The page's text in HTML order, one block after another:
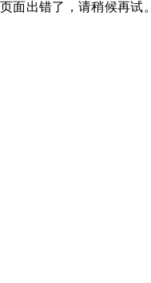
页面出错了，请稍候再试。